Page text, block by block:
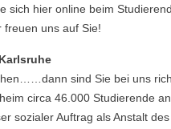
sich hier online beim
freuen uns auf Sie!
sind Sie bei uns
circa 46.000 Studierende
sozialer Auftrag als Anstalt